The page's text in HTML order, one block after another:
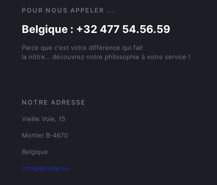
POUR NOUS APPELER ...
Belgique : +32 477 54.56.59
Parce que c'est votre différence qui fait
la nôtre… découvrez notre philosophie à votre service !
NOTRE ADRESSE
Vieille Voie, 15
Mortier B-4670
Belgique
info@bicode.eu